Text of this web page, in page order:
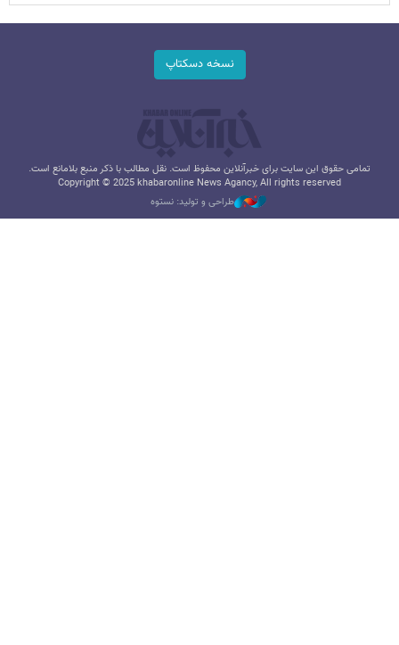
نسخه دسکتاپ
تمامی حقوق این سایت برای خبرآنلاین محفوظ است. نقل مطالب با ذکر منبع بلامانع است.
Copyright © 2025 khabaronline News Agancy, All rights reserved
طراحی و تولید: نستوه